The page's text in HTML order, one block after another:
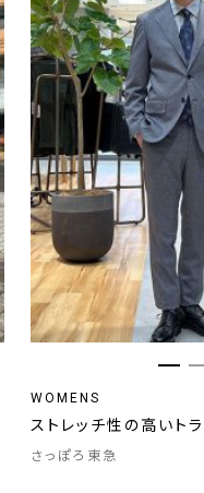
WOMENS
ストレッチ性の高いト
さっぽろ東急